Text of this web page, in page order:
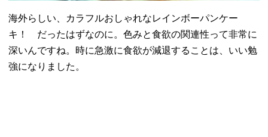
海外らしい、カラフルおしゃれなレインボーパンケー
キ！ だったはずなのに。色みと食欲の関連性って非常に
深いんですね。 時に急激に食欲が減退することは、いい勉
強になりました。